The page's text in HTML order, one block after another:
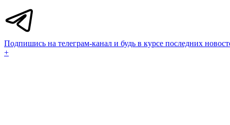
Подпишись на телеграм-канал и будь в курсе последних
+